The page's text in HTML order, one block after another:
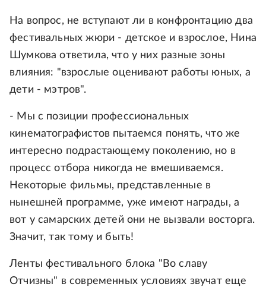
На вопрос, не вступают ли в конфронтацию два
фестивальных жюри - детское и взрослое, Нина
Шумкова ответила, что у них разные зоны
влияния: "взрослые оценивают работы юных, а
дети - мэтров".
- Мы с позиции профессиональных
кинематографистов пытаемся понять, что же
интересно подрастающему поколению, но в
процесс отбора никогда не вмешиваемся.
Некоторые фильмы, представленные в
нынешней программе, уже имеют награды, а
вот у самарских детей они не вызвали восторга.
Значит, так тому и быть!
Ленты фестивального блока "Во славу
Отчизны" в современных условиях звучат еще